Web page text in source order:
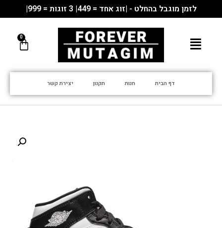
לזמן מוגבל בהחלט - |זוג אחד = 449| 3 זוגות = 999|
דף הבית חנות תקנון יצירת קשר